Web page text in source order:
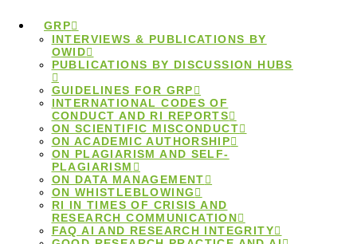
GRP
INTERVIEWS & PUBLICATIONS BY
OWID
PUBLICATIONS BY DISCUSSION HUBS
GUIDELINES FOR GRP
INTERNATIONAL CODES OF
CONDUCT AND RI REPORTS
ON SCIENTIFIC MISCONDUCT
ON ACADEMIC AUTHORSHIP
ON PLAGIARISM AND SELF-
PLAGIARISM
ON DATA MANAGEMENT
ON WHISTLEBLOWING
RI IN TIMES OF CRISIS AND
RESEARCH COMMUNICATION
FAQ AI AND RESEARCH INTEGRITY
Buch
„Wissenschaftliche
Fairness“ ist